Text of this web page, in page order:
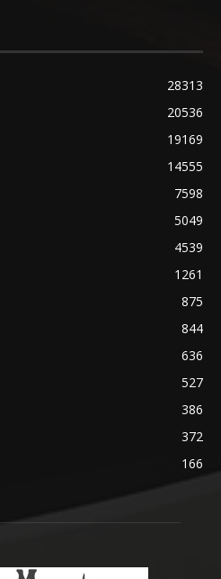
28313
20536
19169
14555
7598
5049
4539
1261
875
844
636
527
386
372
166